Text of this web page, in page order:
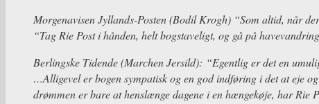
Morgenavisen Jyllands-Posten (Bodil Krogh) “Som altid, når
“Tag Rie Post i hånden, helt bogstaveligt, og gå på
Berlingske Tidende (Marchen Jersild): “Egentlig er det en
…Alligevel er bogen sympatisk og en god indføring i det at eje
drømmen er bare at henslænge dagene i en hængekøje, har Rie